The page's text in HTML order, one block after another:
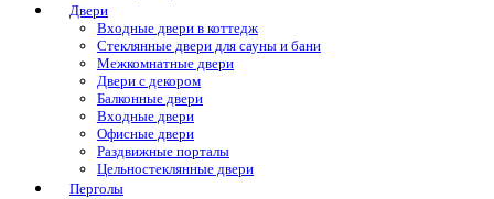
Двери
Входные двери в коттедж
Стеклянные двери для сауны и бани
Межкомнатные двери
Двери с декором
Балконные двери
Входные двери
Офисные двери
Раздвижные порталы
Цельностеклянные двери
Перголы